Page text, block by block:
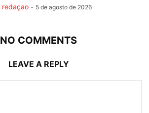
redaçao - 5 de agosto de 2026
NO COMMENTS
LEAVE A REPLY